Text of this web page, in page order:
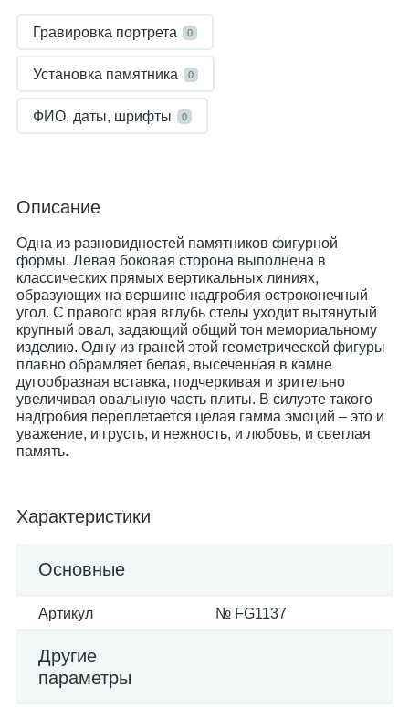
Гравировка портрета 0
Установка памятника 0
ФИО, даты, шрифты 0
Описание
Одна из разновидностей памятников фигурной
формы. Левая боковая сторона выполнена в
классических прямых вертикальных линиях,
образующих на вершине надгробия остроконечный
угол. С правого края вглубь стелы уходит вытянутый
крупный овал, задающий общий тон мемориальному
изделию. Одну из граней этой геометрической фигуры
плавно обрамляет белая, высеченная в камне
дугообразная вставка, подчеркивая и зрительно
увеличивая овальную часть плиты. В силуэте такого
надгробия переплетается целая гамма эмоций – это и
уважение, и грусть, и нежность, и любовь, и светлая
память.
Характеристики
Основные
Артикул № FG1137
Другие
параметры